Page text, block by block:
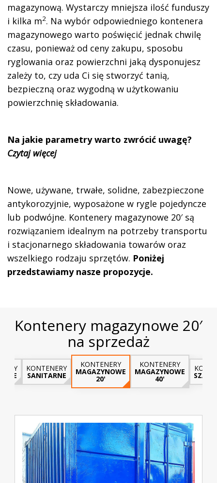
magazynową. Wystarczy mniejsza ilość funduszy
i kilka m2. Na wybór odpowiedniego kontenera
magazynowego warto poświęcić jednak chwilę
czasu, ponieważ od ceny zakupu, sposobu
ryglowania oraz powierzchni jaką dysponujesz
zależy to, czy uda Ci się stworzyć tanią,
bezpieczną oraz wygodną w użytkowaniu
powierzchnię składowania.
Na jakie parametry warto zwrócić uwagę?
Czytaj więcej
Nowe, używane, trwałe, solidne, zabezpieczone
antykorozyjnie, wyposażone w rygle pojedyncze
lub podwójne. Kontenery magazynowe 20′ są
rozwiązaniem idealnym na potrzeby transportu
i stacjonarnego składowania towarów oraz
wszelkiego rodzaju sprzętów. Poniżej
przedstawiamy nasze propozycje.
Kontenery magazynowe 20′
na sprzedaż
KONTENERY
SANITARNE
KONTENERY
MAGAZYNOWE
20'
KONTENERY
MAGAZYNOWE
40'